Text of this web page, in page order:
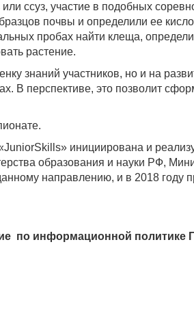
ссуз, участие в подобных
почвы и определили ее
пробах найти клеща,
растение.
знаний участников, но и на
В перспективе, это позволит
инициирована и
образования и науки РФ,
направлению, и в 2018 году
по информационной политике